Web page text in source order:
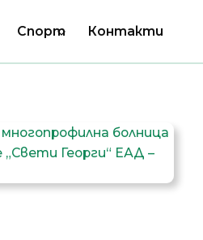
Спорт Контакти